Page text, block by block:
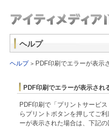
ヘルプ
ヘルプ > PDF印刷でエラーが表示
PDF印刷でエラーが表示され
PDF印刷で「プリントサービ
らプリントボタンを押してご
ーが表示された場合は、下記の